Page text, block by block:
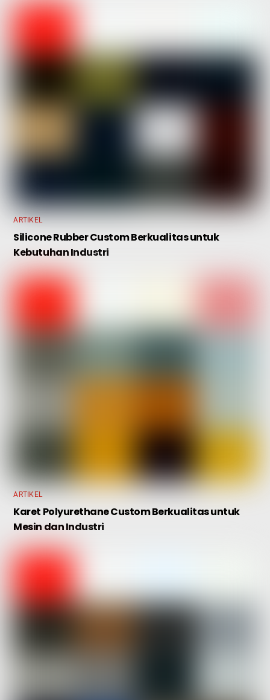
ARTIKEL
Silicone Rubber Custom Berkualitas untuk
Kebutuhan Industri
ARTIKEL
Karet Polyurethane Custom Berkualitas untuk
Mesin dan Industri